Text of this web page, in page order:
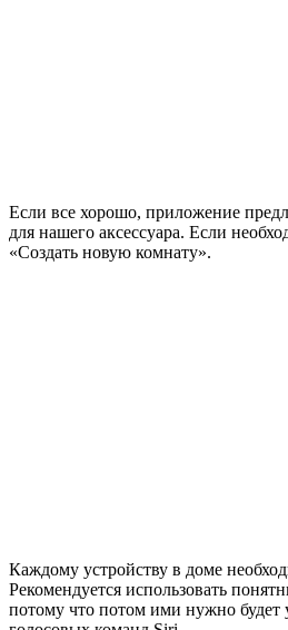
Если все хорошо, приложение
для нашего аксессуара. Если
«Создать новую комнату».
Каждому устройству в доме
Рекомендуется использовать
потому что потом ими нужно будет